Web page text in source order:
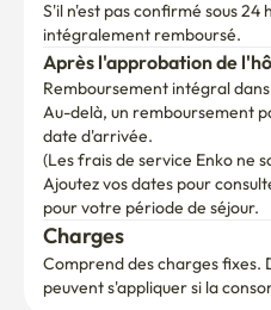
Après l'approbation de
Remboursement intégral dans
Au-delà, un remboursement
date d'arrivée.
(Les frais de service Enko ne
Ajoutez vos dates pour
pour votre période de séjour.
Charges
Comprend des charges fixes.
peuvent s'appliquer si la